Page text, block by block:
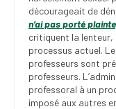
décourageait de
n’ai pas porté
critiquent la lenteur,
processus actuel.
professeurs sont
professeurs.
professoral à un
imposé aux autres